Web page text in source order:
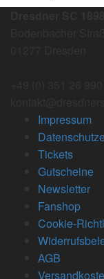
Impressum
Tickets
Gutscheine
Newsletter
Fanshop
Cookie-
AGB